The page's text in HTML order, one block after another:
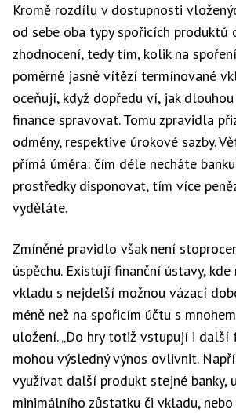
Kromě rozdílu v dostupnosti
od sebe oba typy spořicích
zhodnocení, tedy tím, kolik na
poměrně jasně vítězí termínované
oceňují, když dopředu ví, jak
finance spravovat. Tomu zpravidla
odměny, respektive úrokové sazby.
přímá úměra: čím déle necháte
prostředky disponovat, tím více
vyděláte.
Zmíněné pravidlo však není
úspěchu. Existují finanční ústavy,
vkladu s nejdelší možnou vázací
méně než na spořicím účtu s
uložení. „Do hry totiž vstupují i další
mohou výsledný výnos ovlivnit.
využívat další produkt stejné banky,
minimálního zůstatku či vkladu,